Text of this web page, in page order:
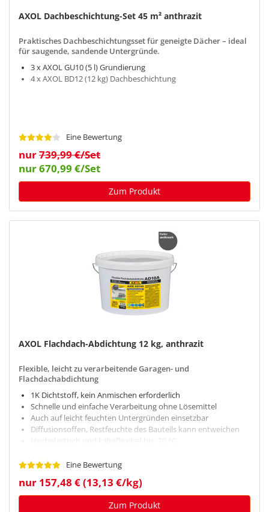
AXOL Dachbeschichtung-Set 45 m² anthrazit
Praktisches Dachbeschichtungsset für geneigte Dächer – ideal
für saugende, sandende Untergründe.
3 x AXOL GU10 (5 l) Grundierung
4 x AXOL BD12 (12 kg) Dachbeschichtung
Eine Bewertung
nur739,99 €/Set
nur 670,99 €/Set
Zum Produkt
AXOL Flachdach-Abdichtung 12 kg, anthrazit
Flexible, leicht zu verarbeitende Garagen- und
Flachdachabdichtung
1K Dichtstoff, kein Anmischen erforderlich
Schnelle und einfache Verarbeitung ohne Lösemittel
Auch auf leicht feuchten Untergründen einsetzbar
Diffusionsoffen, Restfeuchte des Bauteils kann entweichen
Hochelastisch und kälteflexibel bis -20 °C
Eine Bewertung
nur 157,48 € (13,13 €/kg)
Zum Produkt